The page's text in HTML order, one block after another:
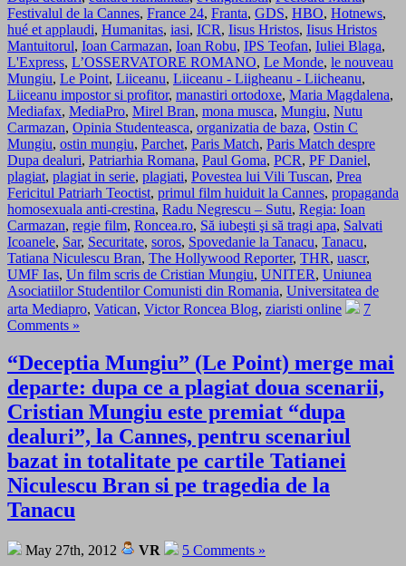
Festivalul de la Cannes, France 24, Franta, GDS, HBO, Hotnews,
hué et applaudi, Humanitas, iasi, ICR, Iisus Hristos, Iisus Hristos
Mantuitorul, Ioan Carmazan, Ioan Robu, IPS Teofan, Iuliei Blaga,
L'Express, L’OSSERVATORE ROMANO, Le Monde, le nouveau
Mungiu, Le Point, Liiceanu, Liiceanu - Liigheanu - Liicheanu,
Liiceanu impostor si profitor, manastiri ortodoxe, Maria Magdalena,
Mediafax, MediaPro, Mirel Bran, mona musca, Mungiu, Nutu
Carmazan, Opinia Studenteasca, organizatia de baza, Ostin C
Mungiu, ostin mungiu, Parchet, Paris Match, Paris Match despre
Dupa dealuri, Patriarhia Romana, Paul Goma, PCR, PF Daniel,
plagiat, plagiat in serie, plagiati, Povestea lui Vili Tuscan, Prea
Fericitul Patriarh Teoctist, primul film huiduit la Cannes, propaganda
homosexuala anti-crestina, Radu Negrescu – Sutu, Regia: Ioan
Carmazan, regie film, Roncea.ro, Să iubeşti şi să tragi apa, Salvati
Icoanele, Sar, Securitate, soros, Spovedanie la Tanacu, Tanacu,
Tatiana Niculescu Bran, The Hollywood Reporter, THR, uascr,
UMF Ias, Un film scris de Cristian Mungiu, UNITER, Uniunea
Asociatiilor Studentilor Comunisti din Romania, Universitatea de
arta Mediapro, Vatican, Victor Roncea Blog, ziaristi online
7
Comments »
“Deceptia Mungiu” (Le Point) merge mai
departe: dupa ce a plagiat doua scenarii,
Cristian Mungiu este premiat “dupa
dealuri”, la Cannes, pentru scenariul
bazat in totalitate pe cartile Tatianei
Niculescu Bran si pe tragedia de la
Tanacu
May 27th, 2012 VR 5 Comments »